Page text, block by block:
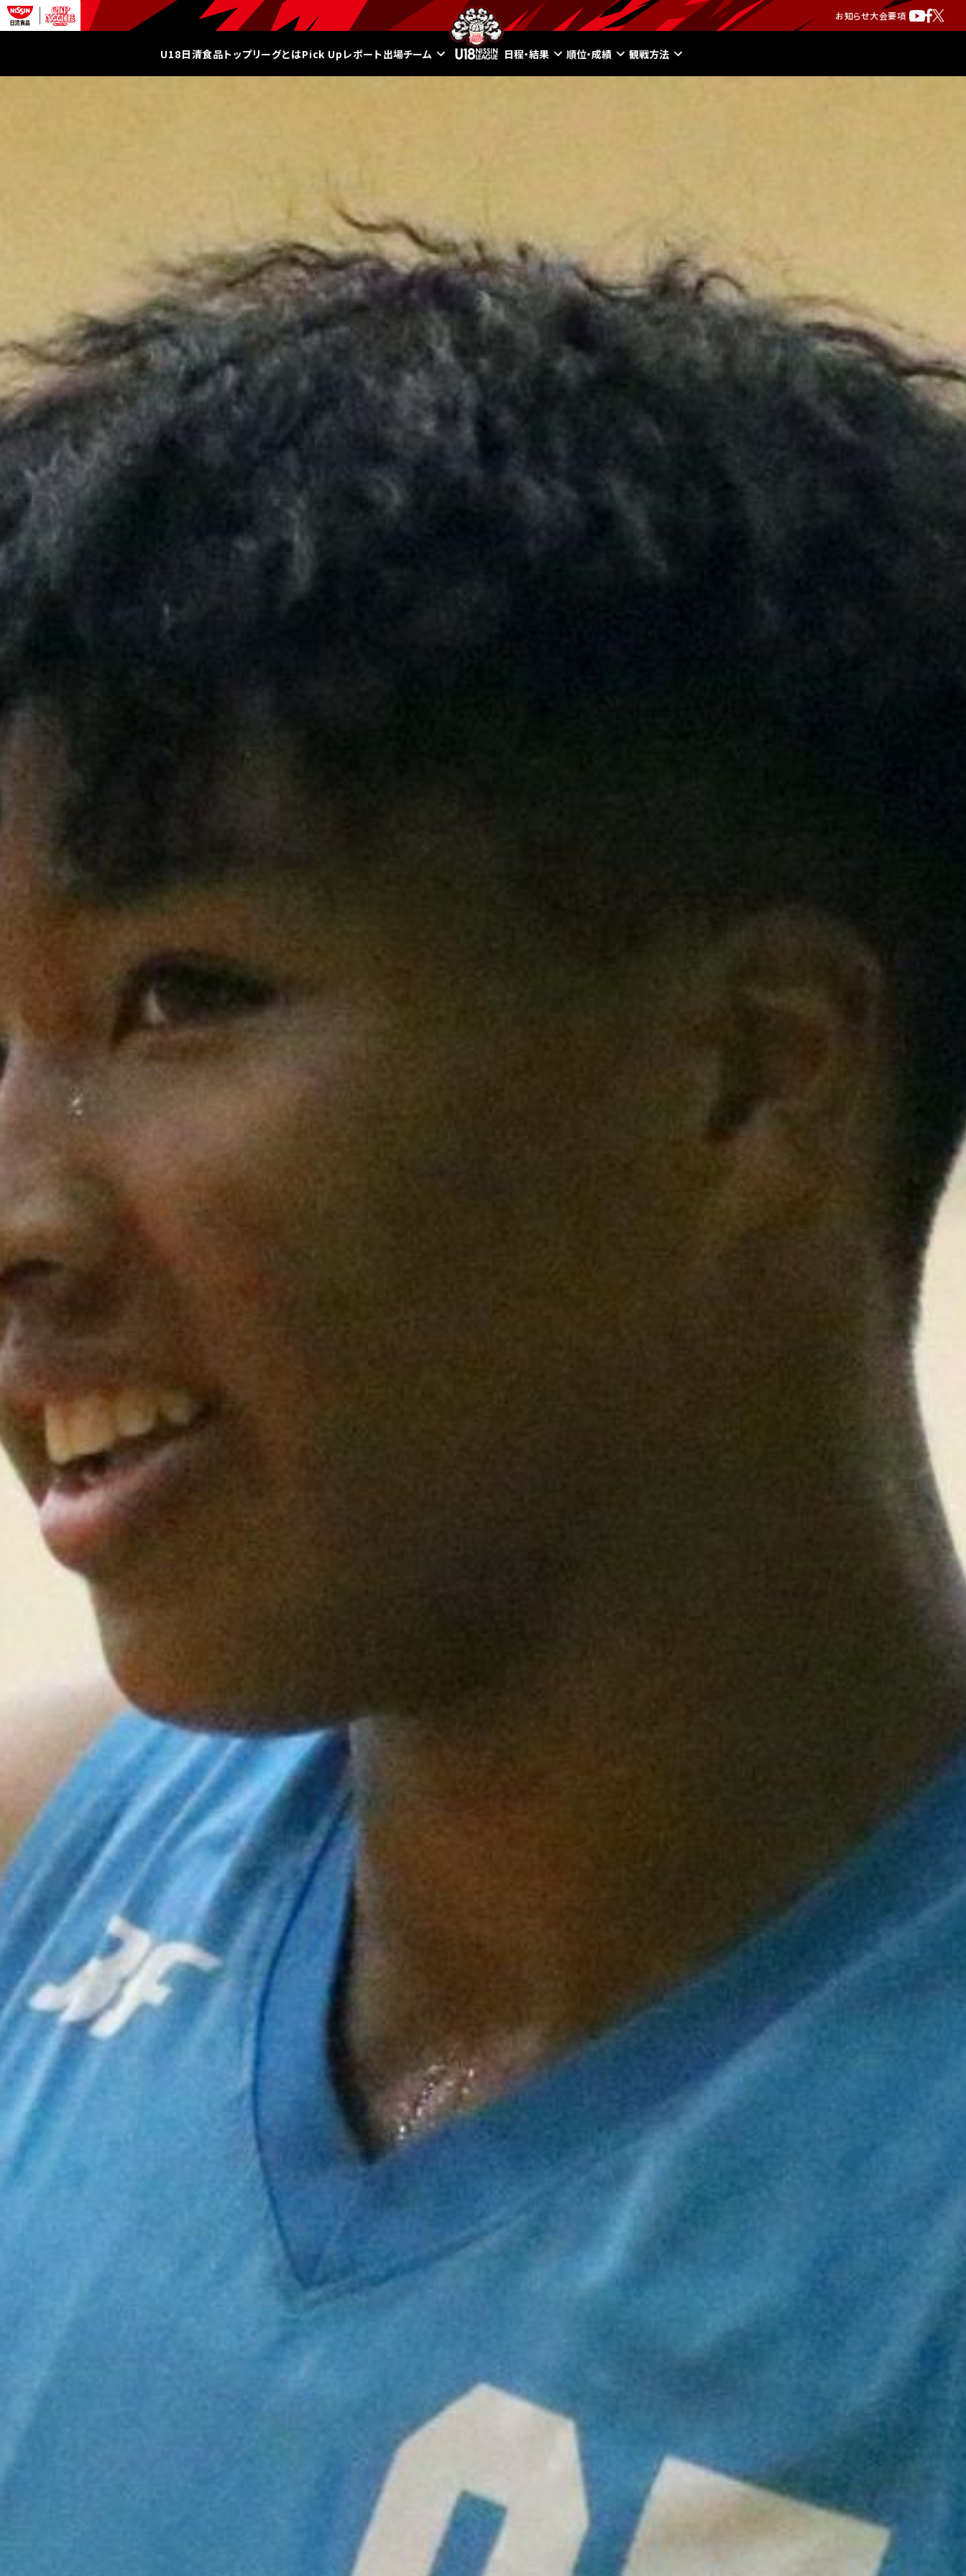
お知らせ大会要項
U18日清食品トップリーグとはPick Upレポート出場チーム 日程・結果 順位・成績 観戦方法